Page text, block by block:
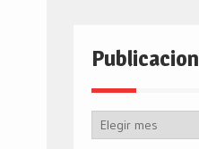
Publicaciones